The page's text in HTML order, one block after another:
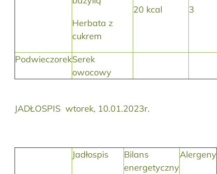
Herbata z
cukrem
20 kcal 3
PodwieczorekSerek
owocowy
JADŁOSPIS wtorek, 10.01.2023r.
Jadłospis
Bilans
energetyczny
Alergeny